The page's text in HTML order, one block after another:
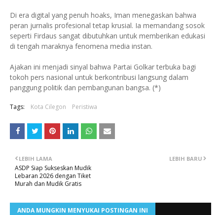
Di era digital yang penuh hoaks, Iman menegaskan bahwa
peran jurnalis profesional tetap krusial. Ia memandang sosok
seperti Firdaus sangat dibutuhkan untuk memberikan edukasi
di tengah maraknya fenomena media instan.
Ajakan ini menjadi sinyal bahwa Partai Golkar terbuka bagi
tokoh pers nasional untuk berkontribusi langsung dalam
panggung politik dan pembangunan bangsa. (*)
Tags: Kota Cilegon Peristiwa
LEBIH BARU
LEBIH LAMA
ASDP Siap Sukseskan Mudik
Lebaran 2026 dengan Tiket
Murah dan Mudik Gratis
ANDA MUNGKIN MENYUKAI POSTINGAN INI